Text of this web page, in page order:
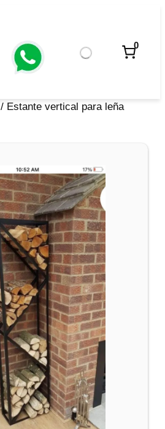
0
/ Estante vertical para leña